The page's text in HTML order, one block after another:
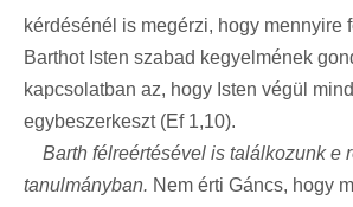
kérdésénél is megérzi, hogy mennyire
Barthot Isten szabad kegyelmének
kapcsolatban az, hogy Isten végül
egybeszerkeszt (Ef 1,10).
Barth félreértésével is találkozunk e
tanulmányban. Nem érti Gáncs, hogy